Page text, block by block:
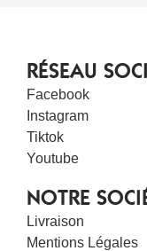
RÉSEAU
Facebook
Instagram
Tiktok
Youtube
NOTRE
Livraison
Mentions Légales